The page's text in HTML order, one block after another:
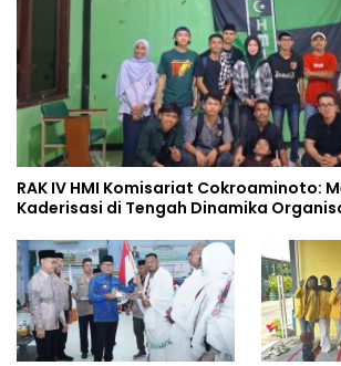
RAK IV HMI Komisariat Cokroaminoto:
Kaderisasi di Tengah Dinamika